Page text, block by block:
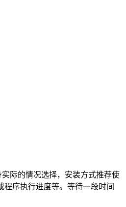
际的情况选择，安装方式推荐使
序执行进度等。等待一段时间